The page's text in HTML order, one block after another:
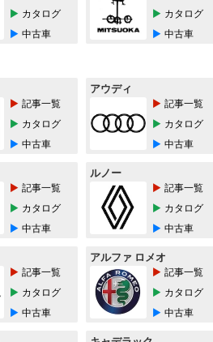
カタログ
中古車
カタログ
中古車
記事一覧
カタログ
中古車
アウディ
記事一覧
カタログ
中古車
記事一覧
カタログ
中古車
ルノー
記事一覧
カタログ
中古車
記事一覧
カタログ
中古車
アルファ ロメオ
記事一覧
カタログ
中古車